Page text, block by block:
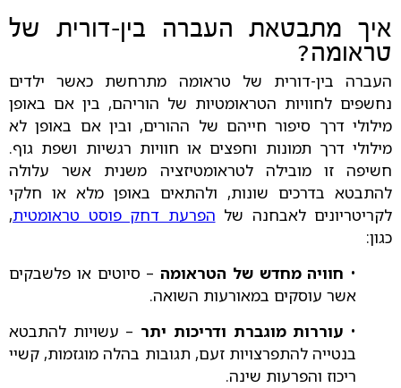
איך מתבטאת העברה בין-דורית של
טראומה?
העברה בין-דורית של טראומה מתרחשת כאשר ילדים
נחשפים לחוויות הטראומטיות של הוריהם, בין אם באופן
מילולי דרך סיפור חייהם של ההורים, ובין אם באופן לא
מילולי דרך תמונות וחפצים או חוויות רגשיות ושפת גוף.
חשיפה זו מובילה לטראומטיזציה משנית אשר עלולה
להתבטא בדרכים שונות, ולהתאים באופן מלא או חלקי
לקריטריונים לאבחנה של הפרעת דחק פוסט טראומטית,
כגון:
• חוויה מחדש של הטראומה – סיוטים או פלשבקים
אשר עוסקים במאורעות השואה.
• עוררות מוגברת ודריכות יתר – עשויות להתבטא
בנטייה להתפרצויות זעם, תגובות בהלה מוגזמות, קשיי
ריכוז והפרעות שינה.